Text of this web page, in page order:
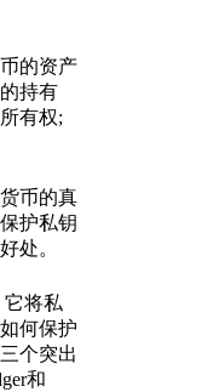
的资产
持有
有权;
币的真
护私钥
处。
它将私
何保护
个突出
和